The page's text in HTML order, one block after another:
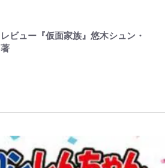
レビュー『仮面家族』悠木シュン・
著
南や和也だけじゃない！『タッチ』
おもしろさを知る
公式-雑用付与術師が自分の最強に
気付くまで 第56話(1)
オダウエダ植田、「2年半で56kg
武田久美子が語る23年ぶり写真集
ボンジュールでポンジュースだゾ
ら大歓迎されてる｣｢元気な姿見れ
て…｣